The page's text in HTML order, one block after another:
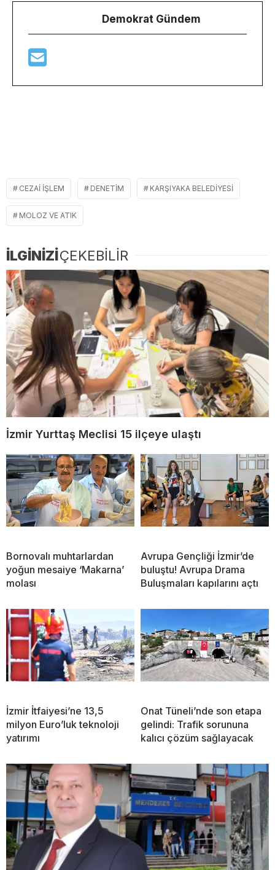
Demokrat Gündem
CEZAI IŞLEM DENETIM KARŞIYAKA BELEDIYESI
MOLOZ VE ATIK
İLGİNİZİÇEKEBİLİR
İzmir Yurttaş Meclisi 15 ilçeye ulaştı
Bornovalı muhtarlardan
yoğun mesaiye ‘Makarna’
molası
Avrupa Gençliği İzmir’de
buluştu! Avrupa Drama
Buluşmaları kapılarını açtı
İzmir İtfaiyesi’ne 13,5
milyon Euro’luk teknoloji
yatırımı
Onat Tüneli’nde son etapa
gelindi: Trafik sorununa
kalıcı çözüm sağlayacak